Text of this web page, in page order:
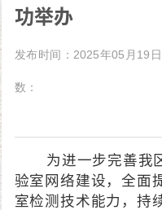
功举办
发布时间：2025年05月19日
数：
为进一步完善我区
验室网络建设，全面
室检测技术能力，持